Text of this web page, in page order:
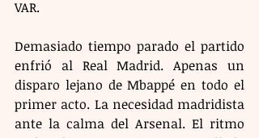
VAR.
Demasiado tiempo parado el partido
enfrió al Real Madrid. Apenas un
disparo lejano de Mbappé en todo el
primer acto. La necesidad madridista
ante la calma del Arsenal. El ritmo